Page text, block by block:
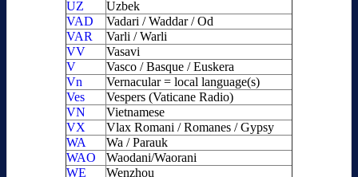
UZ
Uzbek
VAD
Vadari / Waddar / Od
VAR
Varli / Warli
VV
Vasavi
V
Vasco / Basque / Euskera
Vn
Vernacular = local language(s)
Ves
Vespers (Vaticane Radio)
VN
Vietnamese
VX
Vlax Romani / Romanes / Gypsy
WA
Wa / Parauk
WAO
Waodani/Waorani
WE
Wenzhou